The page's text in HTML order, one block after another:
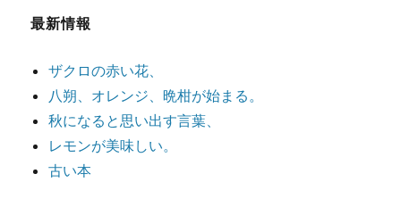
最新情報
ザクロの赤い花、
八朔、オレンジ、晩柑が始まる。
秋になると思い出す言葉、
レモンが美味しい。
古い本